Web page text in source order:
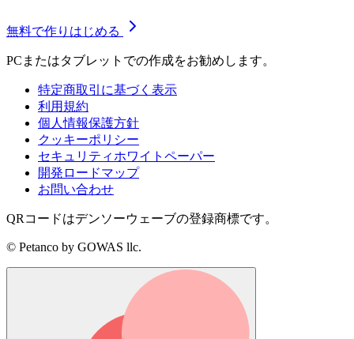
無料で作りはじめる
PCまたはタブレットでの作成をお勧めします。
特定商取引に基づく表示
利用規約
個人情報保護方針
クッキーポリシー
セキュリティホワイトペーパー
開発ロードマップ
お問い合わせ
QRコードはデンソーウェーブの登録商標です。
© Petanco by GOWAS llc.